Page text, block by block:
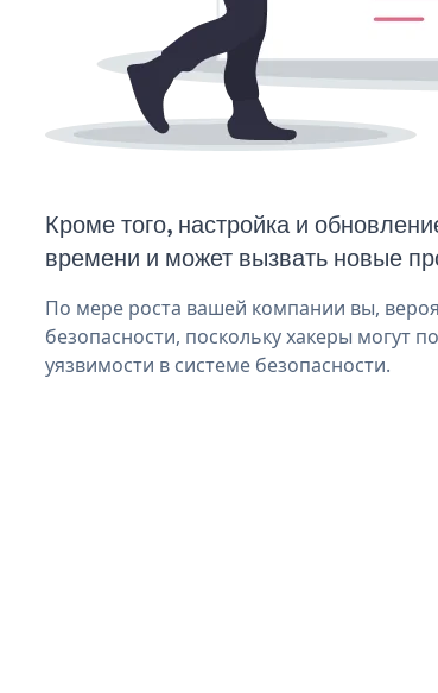
Кроме того, настройка и
времени и может вызвать новые
По мере роста вашей компании вы,
безопасности, поскольку хакеры могут
уязвимости в системе безопасности.